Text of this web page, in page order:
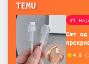
TEMU
#1
Сет од
4.8 (